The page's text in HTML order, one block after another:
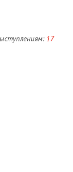
17